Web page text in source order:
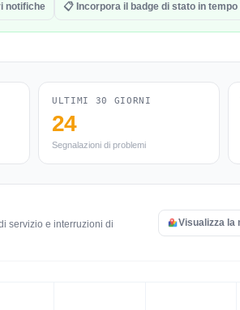
notifiche 📋 Incorpora il badge di stato in tempo
ULTIMI 30 GIORNI
24
Segnalazioni di problemi
servizio e interruzioni di
Visualizza la